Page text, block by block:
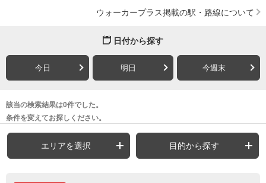
ウォーカープラス掲載の駅・路線について
日付から探す
今日 明日 今週末
該当の検索結果は0件でした。
条件を変えてお探しください。
エリアを選択 目的から探す